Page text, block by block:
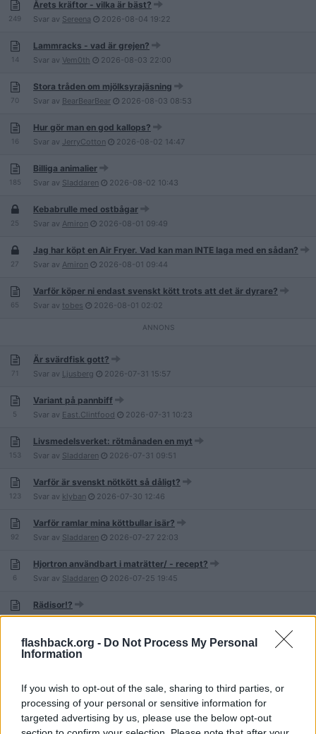
flashback.org - Do Not Process My Personal
Information
If you wish to opt-out of the sale, sharing to third parties, or
processing of your personal or sensitive information for
targeted advertising by us, please use the below opt-out
249
Årets kräftor - vilka är bäst?
Svar av Sereena 2026-08-04 19:22
14
Lammracks - vad är grejen?
Svar av Vem0th 2026-08-03 22:00
70
Stora tråden om mjölksyrajäsning
Svar av BearBearBear 2026-08-03 08:53
16
Hur gör man en god kallops?
Svar av JerryCotton 2026-08-02 14:47
185
Billiga animalier
Svar av Sladdaren 2026-08-02 10:43
25
Kebabrulle med ostbågar
Svar av Amiron 2026-08-01 09:49
27
Jag har köpt en Air Fryer. Vad kan man INTE laga med en sådan?
Svar av Amiron 2026-08-01 09:44
65
Varför köper ni endast svenskt kött trots att det är dyrare?
Svar av tobes 2026-08-01 02:02
71
Är svärdfisk gott?
Svar av Ljusberg 2026-07-31 15:57
5
Variant på pannbiff
Svar av East.Clintfood 2026-07-31 10:23
153
Livsmedelsverket: rötmånaden en myt
Svar av Sladdaren 2026-07-31 09:51
123
Varför är svenskt nötkött så dåligt?
Svar av klyban 2026-07-30 12:46
92
Varför ramlar mina köttbullar isär?
Svar av Sladdaren 2026-07-27 22:03
6
Hjortron användbart i maträtter/ - recept?
Svar av Sladdaren 2026-07-25 19:45
14
Rädisor!?
Svar avSladdaren 2026-07-2407:41
Pizza på ungsplåt - Vad har ni på?
Svar avVem0th
Jimpan lagar mat
Svar avSladdaren 2026-07-22 19:34
Dagens I-landsproblem